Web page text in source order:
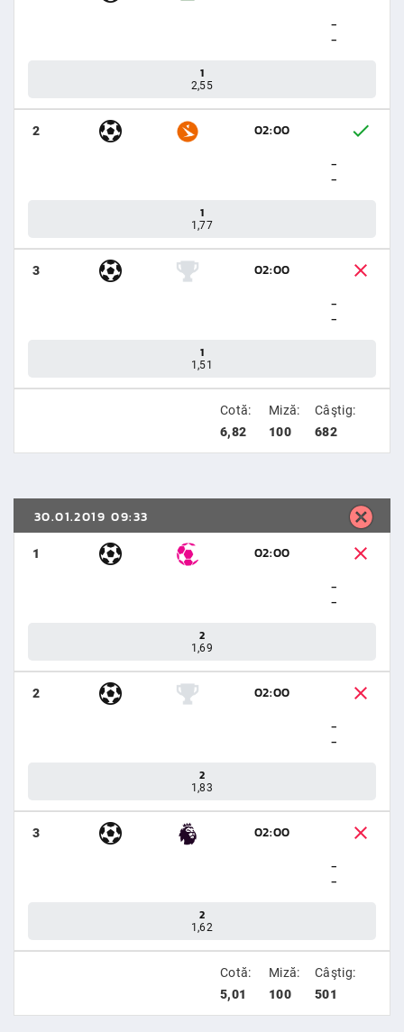
-
-
1
2,55
2
02:00
-
-
1
1,77
3
02:00
-
-
1
1,51
Cotă:
6,82
Miză:
100
Câştig:
682
30.01.2019 09:33
1
02:00
-
-
2
1,69
2
02:00
-
-
2
1,83
3
02:00
-
-
2
1,62
Cotă:
5,01
Miză:
100
Câştig:
501